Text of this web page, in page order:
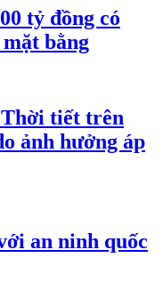
tỷ đồng có
bằng
tiết trên
ảnh hưởng áp
an ninh quốc